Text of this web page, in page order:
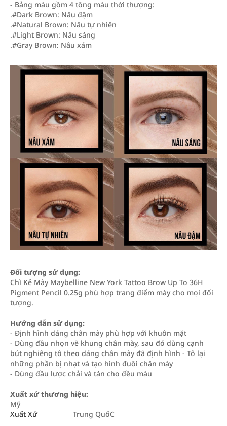
- Bảng màu gồm 4 tông màu thời thượng:
.#Dark Brown: Nâu đậm
.#Natural Brown: Nâu tự nhiên
.#Light Brown: Nâu sáng
.#Gray Brown: Nâu xám
Đối tượng sử dụng:
Chì Kẻ Mày Maybelline New York Tattoo Brow Up To 36H
Pigment Pencil 0.25g phù hợp trang điểm mày cho mọi đối
tượng.
Hướng dẫn sử dụng:
- Định hình dáng chân mày phù hợp với khuôn mặt
- Dùng đầu nhọn vẽ khung chân mày, sau đó dùng cạnh
bút nghiêng tô theo dáng chân mày đã định hình - Tô lại
những phần bị nhạt và tạo hình đuôi chân mày
- Dùng đầu lược chải và tán cho đều màu
Xuất xứ thương hiệu:
Mỹ
Xuất Xứ
Trung QuốC